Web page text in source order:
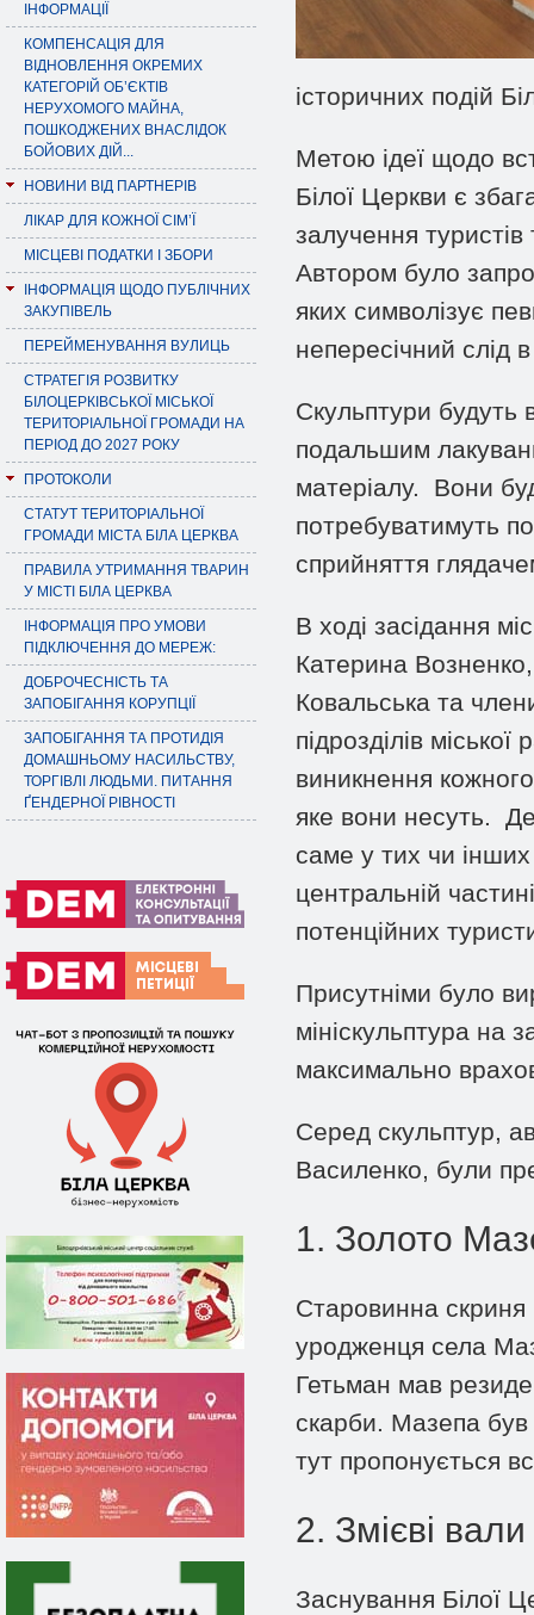
ІНФОРМАЦІЇ
КОМПЕНСАЦІЯ ДЛЯ
ВІДНОВЛЕННЯ ОКРЕМИХ
КАТЕГОРІЙ ОБ’ЄКТІВ
НЕРУХОМОГО МАЙНА,
ПОШКОДЖЕНИХ ВНАСЛІДОК
БОЙОВИХ ДІЙ...
НОВИНИ ВІД ПАРТНЕРІВ
ЛІКАР ДЛЯ КОЖНОЇ СІМ’Ї
МІСЦЕВІ ПОДАТКИ І ЗБОРИ
ІНФОРМАЦІЯ ЩОДО ПУБЛІЧНИХ
ЗАКУПІВЕЛЬ
ПЕРЕЙМЕНУВАННЯ ВУЛИЦЬ
СТРАТЕГІЯ РОЗВИТКУ
БІЛОЦЕРКІВСЬКОЇ МІСЬКОЇ
ТЕРИТОРІАЛЬНОЇ ГРОМАДИ НА
ПЕРІОД ДО 2027 РОКУ
ПРОТОКОЛИ
СТАТУТ ТЕРИТОРІАЛЬНОЇ
ГРОМАДИ МІСТА БІЛА ЦЕРКВА
ПРАВИЛА УТРИМАННЯ ТВАРИН
У МІСТІ БІЛА ЦЕРКВА
ІНФОРМАЦІЯ ПРО УМОВИ
ПІДКЛЮЧЕННЯ ДО МЕРЕЖ:
ДОБРОЧЕСНІСТЬ ТА
ЗАПОБІГАННЯ КОРУПЦІЇ
ЗАПОБІГАННЯ ТА ПРОТИДІЯ
ДОМАШНЬОМУ НАСИЛЬСТВУ,
ТОРГІВЛІ ЛЮДЬМИ. ПИТАННЯ
ҐЕНДЕРНОЇ РІВНОСТІ
історичних подій
Метою ідеї щодо
Білої Церкви є
залучення
Автором було
яких символізує
непересічний слід
Скульптури будуть
подальшим
матеріалу. Вони
потребуватимуть
сприйняття
В ході засідання
Катерина
Ковальська та
підрозділів
виникнення
яке вони несуть.
саме у тих чи
центральній
потенційних
Присутніми було
мініскульптура на
максимально
Серед скульптур,
Василенко, були
1. Золото
Старовинна скриня
уродженця села
Гетьман мав
скарби. Мазепа
тут пропонується
2. Змієві вали
Заснування Білої